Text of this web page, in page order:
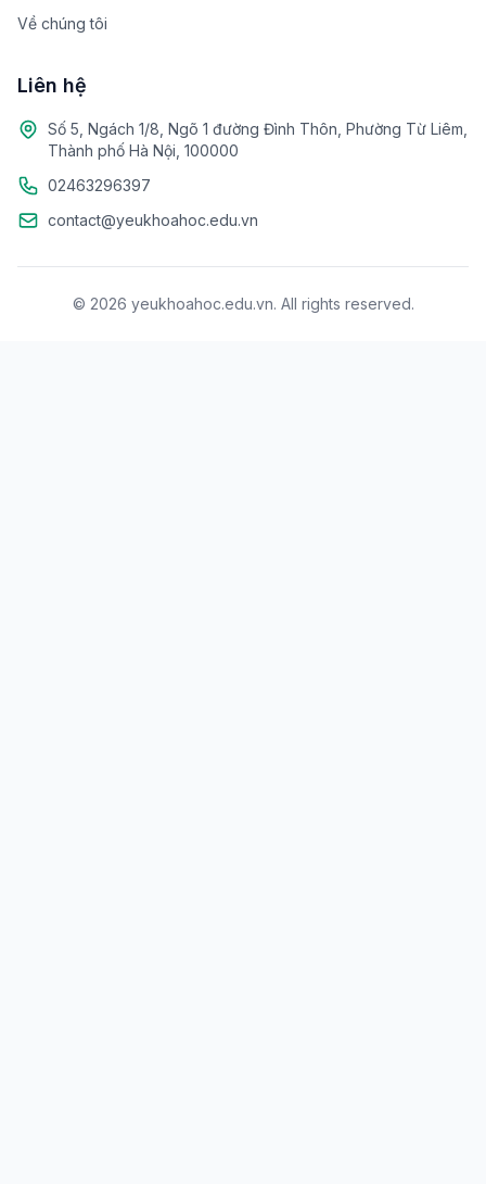
Về chúng tôi
Liên hệ
Số 5, Ngách 1/8, Ngõ 1 đường Đình Thôn, Phường Từ Liêm,
Thành phố Hà Nội, 100000
02463296397
contact@yeukhoahoc.edu.vn
© 2026 yeukhoahoc.edu.vn. All rights reserved.